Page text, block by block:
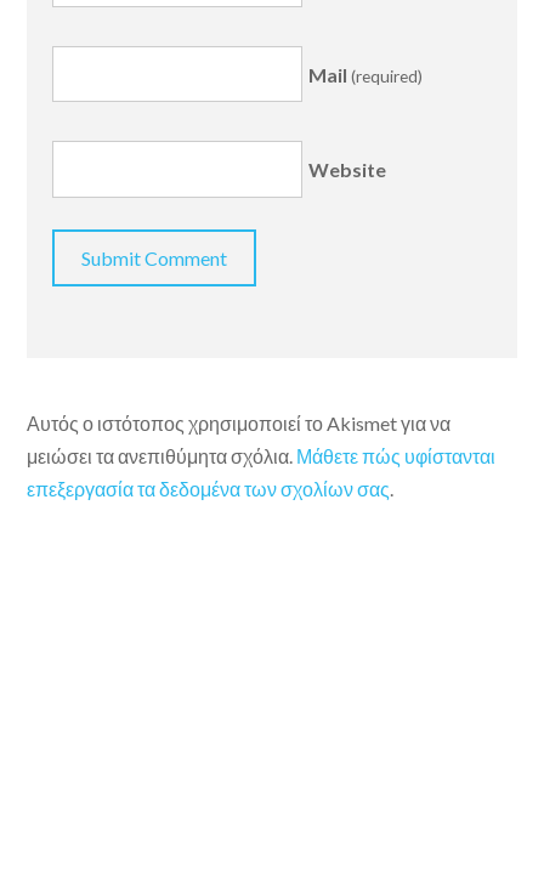
Mail (required)
Website
Αυτός ο ιστότοπος χρησιμοποιεί το Akismet για να
μειώσει τα ανεπιθύμητα σχόλια. Μάθετε πώς υφίστανται
επεξεργασία τα δεδομένα των σχολίων σας